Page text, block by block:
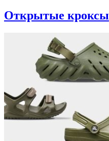
Открытые кроксы